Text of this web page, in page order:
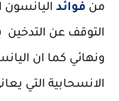
من فوائد اليانسون
التوقف عن
ونهائي كما ان
الانسحابية التي